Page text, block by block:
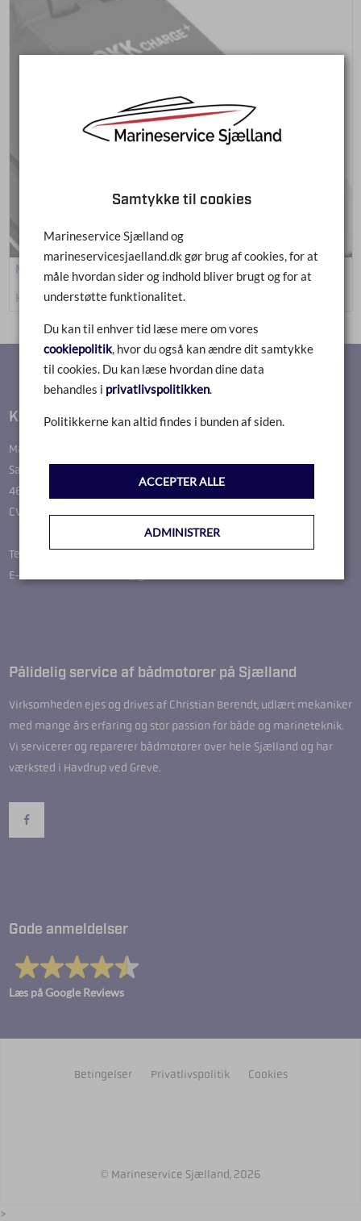
Mobillader & kabler
Klik for at se mere
Kontakt
Marineservice Sjælland
Sallevvej 37
4622 Havdrup
CVR-nr.: 36664649
Telefon: 51244287
E-mail: christian.kbmm@gmail.com
Pålidelig service af bådmotorer på Sjælland
Virksomheden ejes og drives af Christian Berendt, udlært mekaniker
med mange års erfaring og stor passion for både og marineteknik.
Vi servicerer og reparerer bådmotorer over hele Sjælland og har
værksted i Havdrup ved Greve.
Gode anmeldelser
Læs på Google Reviews
Betingelser Privatlivspolitik Cookies
© Marineservice Sjælland, 2026
>
Samtykke til cookies
Marineservice Sjælland og
marineservicesjaelland.dk gør brug af cookies, for at
måle hvordan sider og indhold bliver brugt og for at
understøtte funktionalitet.
Du kan til enhver tid læse mere om vores
cookiepolitik, hvor du også kan ændre dit samtykke
til cookies. Du kan læse hvordan dine data
behandles i privatlivspolitikken.
Politikkerne kan altid findes i bunden af siden.
ACCEPTER ALLE
ADMINISTRER